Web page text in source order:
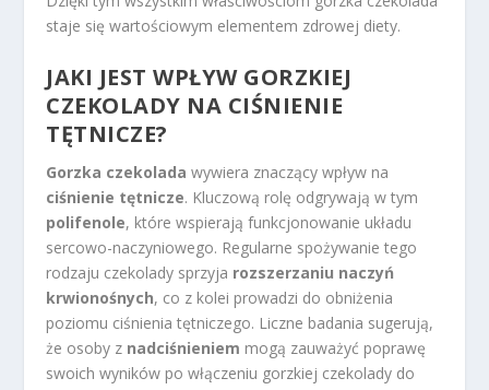
staje się wartościowym elementem zdrowej diety.
JAKI JEST WPŁYW GORZKIEJ
CZEKOLADY NA CIŚNIENIE
TĘTNICZE?
Gorzka czekolada wywiera znaczący wpływ na
ciśnienie tętnicze. Kluczową rolę odgrywają w tym
polifenole, które wspierają funkcjonowanie układu
sercowo-naczyniowego. Regularne spożywanie tego
rodzaju czekolady sprzyja rozszerzaniu naczyń
krwionośnych, co z kolei prowadzi do obniżenia
poziomu ciśnienia tętniczego. Liczne badania sugerują,
że osoby z nadciśnieniem mogą zauważyć poprawę
swoich wyników po włączeniu gorzkiej czekolady do